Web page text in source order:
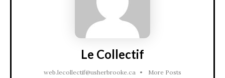
Le Collectif
web.lecollectif@usherbrooke.ca • More Posts